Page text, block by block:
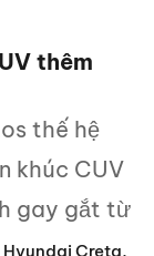
thêm
thế hệ
khúc CUV
gay gắt từ
Hyundai Creta,